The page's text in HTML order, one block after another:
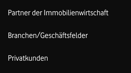
Partner der Immobilienwirtschaft
Branchen/Geschäftsfelder
Privatkunden